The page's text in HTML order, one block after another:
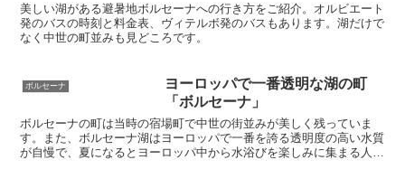
美しい湖がある避暑地ボルセーナへの行き方をご紹介。オルビエート
発のバスの時刻と料金表、ヴィテルボ発のバスもあります。湖だけで
なく中世の町並みも見どころです。
ボルセーナ
ヨーロッパで一番透明な湖の町
「ボルセーナ」
ボルセーナの町は当時の宿場町で中世の街並みが美しく残っていま
す。また、ボルセーナ湖はヨーロッパで一番を誇る透明度の高い水質
が自慢で、夏になるとヨーロッパ中から水浴びを楽しみに集まる人気